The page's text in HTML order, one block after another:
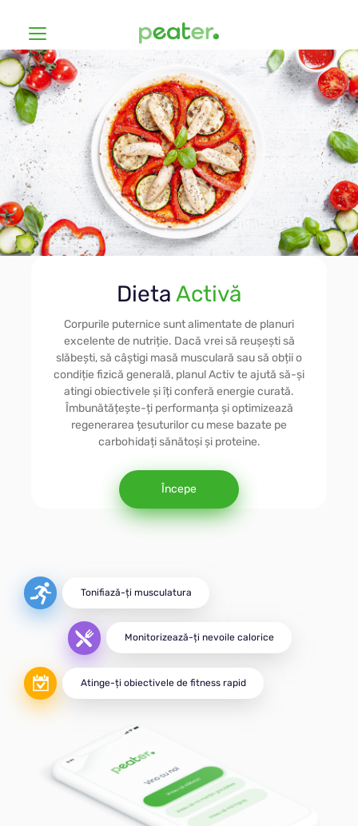
Dietele
La Buget Redus
Vegană
Hashimoto
La Viteză
DASH
Pentru Masa Musculară
Bogată În Proteine
Cum funcționează Peater?
Prețurile
Înregistrează-te
Înscrie-te
Dieta Activă
Corpurile puternice sunt alimentate de planuri
excelente de nutriție. Dacă vrei să reușești să
slăbești, să câștigi masă musculară sau să obții o
condiție fizică generală, planul Activ te ajută să-și
atingi obiectivele și îți conferă energie curată.
Îmbunătățește-ți performanța și optimizează
regenerarea țesuturilor cu mese bazate pe
carbohidați sănătoși și proteine.
Începe
Tonifiază-ți musculatura
Monitorizează-ți nevoile calorice
Atinge-ți obiectivele de fitness rapid